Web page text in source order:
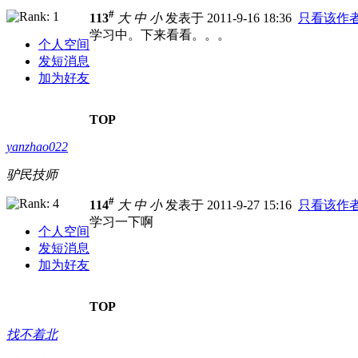
个人空间
发短消息
加为好友
113# 大 中 小发表于 2011-9-16 18:36 只看该作
学习中。下来看看。。。
TOP
yanzhao022
驴民技师
个人空间
发短消息
加为好友
114# 大 中 小发表于 2011-9-27 15:16 只看该作
学习一下啊
TOP
找不着北